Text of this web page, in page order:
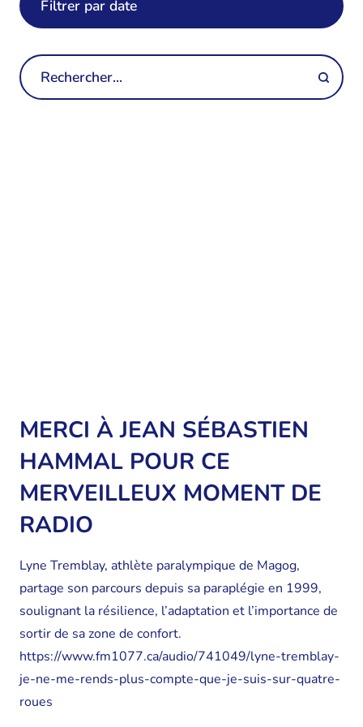
MERCI À JEAN SÉBASTIEN
HAMMAL POUR CE
MERVEILLEUX MOMENT DE
RADIO
Lyne Tremblay, athlète paralympique de Magog,
partage son parcours depuis sa paraplégie en 1999,
soulignant la résilience, l’adaptation et l’importance de
sortir de sa zone de confort.
https://www.fm1077.ca/audio/741049/lyne-tremblay-
je-ne-me-rends-plus-compte-que-je-suis-sur-quatre-
roues